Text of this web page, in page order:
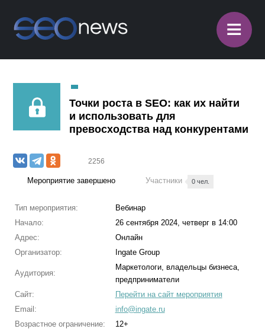
≡
Точки роста в SEO: как их найти
и использовать для
превосходства над конкурентами
2256
Мероприятие завершено Участники 0 чел.
Тип мероприятия:
Вебинар
Начало:
26 сентября 2024, четверг в 14:00
Адрес:
Онлайн
Организатор:
Ingate Group
Аудитория:
Маркетологи, владельцы бизнеса,
предприниматели
Сайт:
Перейти на сайт мероприятия
Email:
info@ingate.ru
Возрастное ограничение:
12+